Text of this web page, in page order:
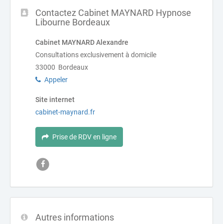
Contactez Cabinet MAYNARD Hypnose
Libourne Bordeaux
Cabinet MAYNARD Alexandre
Consultations exclusivement à domicile
33000 Bordeaux
Appeler
Site internet
cabinet-maynard.fr
Prise de RDV en ligne
Autres informations